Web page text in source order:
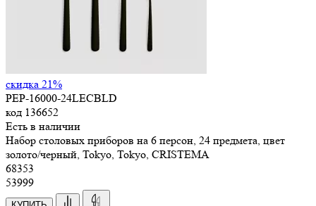
скидка 21%
PEP-16000-24LECBLD
код 136652
Есть в наличии
Набор столовых приборов на 6 персон, 24 предмета, цвет
золото/черный, Tokyo, Tokyo, CRISTEMA
68353
53999